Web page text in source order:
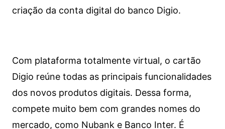
criação da conta digital do banco Digio.
Com plataforma totalmente virtual, o cartão
Digio reúne todas as principais funcionalidades
dos novos produtos digitais. Dessa forma,
compete muito bem com grandes nomes do
mercado, como Nubank e Banco Inter. É